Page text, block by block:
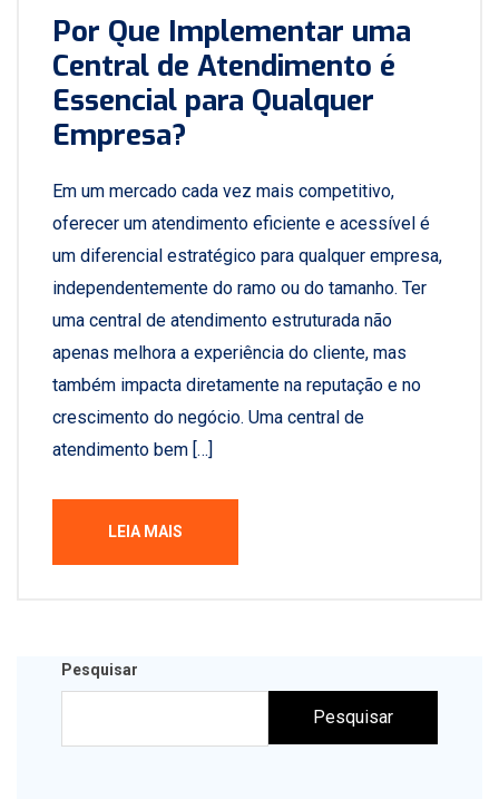
Por Que Implementar uma
Central de Atendimento é
Essencial para Qualquer
Empresa?
Em um mercado cada vez mais competitivo,
oferecer um atendimento eficiente e acessível é
um diferencial estratégico para qualquer empresa,
independentemente do ramo ou do tamanho. Ter
uma central de atendimento estruturada não
apenas melhora a experiência do cliente, mas
também impacta diretamente na reputação e no
crescimento do negócio. Uma central de
atendimento bem […]
LEIA MAIS
Pesquisar
Pesquisar